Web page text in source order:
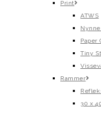
Print
ATWS
Paper
Tiny
Rammer
30 x